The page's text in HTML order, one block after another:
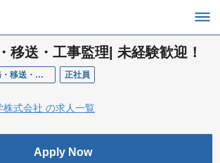
移送・工事監理| 未経験歓迎！
ラボエンジニア（工務・移送・工事監理） 正社員
株式会社 の求人一覧
Apply Now